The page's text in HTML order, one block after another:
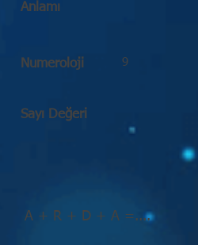
Anlamı
Numeroloji 9
Sayı Değeri
A + R + D + A =....